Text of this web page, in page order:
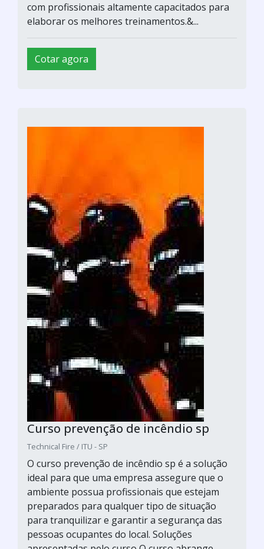
com profissionais altamente capacitados para
elaborar os melhores treinamentos.&...
Cotar agora
Curso prevenção de incêndio sp
Technical Fire / ITU - SP
O curso prevenção de incêndio sp é a solução
ideal para que uma empresa assegure que o
ambiente possua profissionais que estejam
preparados para qualquer tipo de situação
para tranquilizar e garantir a segurança das
pessoas ocupantes do local. Soluções